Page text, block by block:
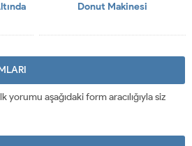
Donut Makinesi
yorumu aşağıdaki form aracılığıyla siz